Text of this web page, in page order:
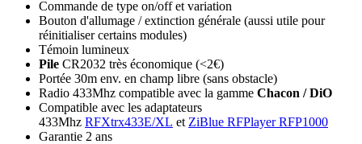
Commande de type on/off et variation
Bouton d'allumage / extinction générale (aussi utile pour
réinitialiser certains modules)
Témoin lumineux
Pile CR2032 très économique (<2€)
Portée 30m env. en champ libre (sans obstacle)
Radio 433Mhz compatible avec la gamme Chacon / DiO
Compatible avec les adaptateurs
433Mhz RFXtrx433E/XL et ZiBlue RFPlayer RFP1000
Garantie 2 ans